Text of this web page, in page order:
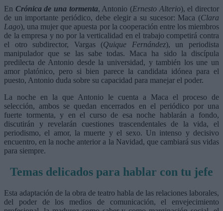
En Crónica de una tormenta, Antonio (Ernesto Alterio), el director
de un importante periódico, debe elegir a su sucesor: Maca (Clara
Lago), una mujer que apuesta por la cooperación entre los miembros
de la empresa y no por la verticalidad en el trabajo competirá contra
el otro subdirector, Vargas (Quique Fernández), un periodista
manipulador que se las sabe todas. Maca ha sido la discípula
predilecta de Antonio desde la universidad, y también los une un
amor platónico, pero si bien parece la candidata idónea para el
puesto, Antonio duda sobre su capacidad para manejar el poder.
La noche en la que Antonio le cuenta a Maca el proceso de
selección, ambos se quedan encerrados en el periódico por una
fuerte tormenta, y en el curso de esa noche hablarán a fondo,
discutirán y revelarán cuestiones trascendentales de la vida, el
periodismo, el amor, la muerte y el sexo. Un intenso y decisivo
encuentro, en la noche anterior a la Navidad, que cambiará sus vidas
para siempre.
Temas delicados para hablar con tu jefe
Esta adaptación de la obra de teatro habla de las relaciones laborales,
del poder de los medios de comunicación, el envejecimiento